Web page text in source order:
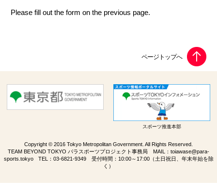
Please fill out the form on the previous page.
スポーツ推進本部
Copyright © 2016 Tokyo Metropolitan Government. All Rights Reserved.
TEAM BEYOND TOKYO パラスポーツプロジェクト事務局 MAIL： toiawase@para-
sports.tokyoTEL： 03-6821-9349受付時間：10:00～17:00（土日祝日、年末年始を除
く）